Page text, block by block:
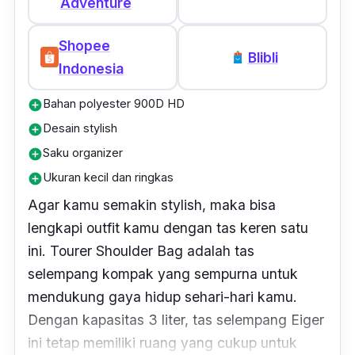
Dilengkapi dengan tambahan tali dada, tas
Eiger terbaru seri Excelsior 75+15L 2F adalah
pilihan sempurna untuk pengalaman ekspedisi
yang luar biasa dan trekking berdurasi
panjang.
Shopee
Indonesia
Blibli
add_circleBahan polyester 900D HD
add_circleDesain stylish
add_circleSaku organizer
add_circleUkuran kecil dan ringkas
Agar kamu semakin stylish, maka bisa
lengkapi outfit kamu dengan tas keren satu
ini. Tourer Shoulder Bag adalah tas
selempang kompak yang sempurna untuk
mendukung gaya hidup sehari-hari kamu.
Dengan kapasitas 3 liter, tas selempang Eiger
ini tetap memiliki ruang yang cukup untuk